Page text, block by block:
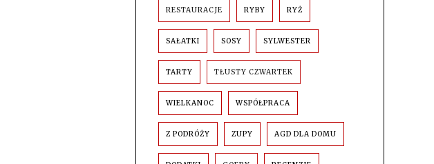
RESTAURACJE RYBY RYŻ
SAŁATKI SOSY SYLWESTER
TARTY TŁUSTY CZWARTEK
WIELKANOC WSPÓŁPRACA
Z PODRÓŻY ZUPY AGD DLA DOMU